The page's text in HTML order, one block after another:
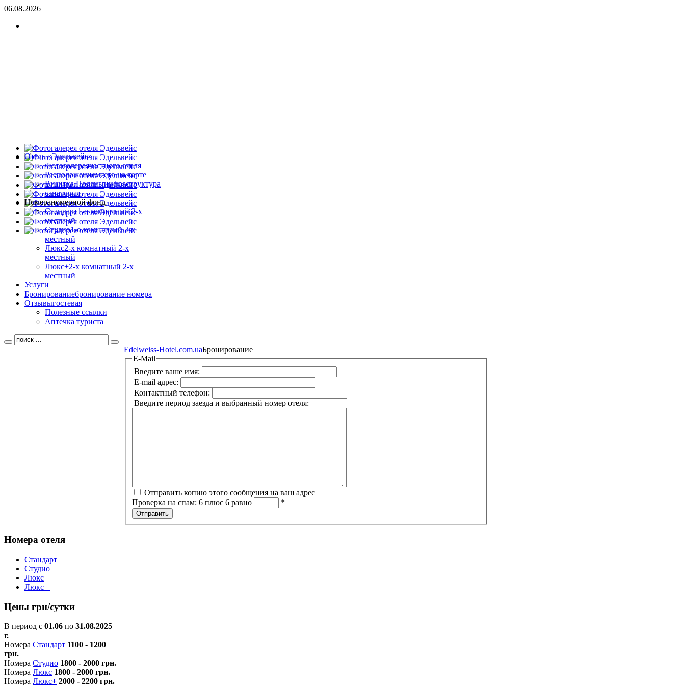
06.08.2026
Отель «Эдельвейс»
Фотогалереячастного отеля
Расположениеместо на карте
Визитка Поляныинфраструктура
санатория
Номераномерной фонд
Стандарт1-о комнатный 2-х
местный
Студио1-о комнатный 2-х
местный
Люкс2-х комнатный 2-х
местный
Люкс+2-х комнатный 2-х
местный
Услуги
Бронированиебронирование номера
Отзывыгостевая
Полезные ссылки
Аптечка туриста
Edelweiss-Hotel.com.uaБронирование
E-Mail
Введите ваше имя:
E-mail адрес:
Контактный телефон:
Введите период заезда и выбранный номер отеля:
Отправить копию этого сообщения на ваш адрес
Проверка на спам: 6 плюс 6 равно
*
Отправить
Номера отеля
Стандарт
Студио
Люкс
Люкс +
Цены грн/сутки
В период с 01.06 по 31.08.2025
г.
Номера Стандарт 1100 - 1200
грн.
Номера Студио 1800 - 2000 грн.
Номера Люкс 1800 - 2000 грн.
Номера Люкс+ 2000 - 2200 грн.